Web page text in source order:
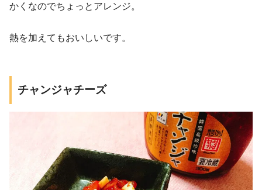
かくなのでちょっとアレンジ。
熱を加えてもおいしいです。
チャンジャチーズ